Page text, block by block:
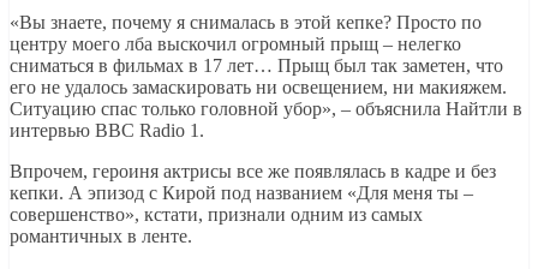
«Вы знаете, почему я снималась в этой кепке? Просто по
центру моего лба выскочил огромный прыщ – нелегко
сниматься в фильмах в 17 лет… Прыщ был так заметен, что
его не удалось замаскировать ни освещением, ни макияжем.
Ситуацию спас только головной убор», – объяснила Найтли в
интервью BBC Radio 1.
Впрочем, героиня актрисы все же появлялась в кадре и без
кепки. А эпизод с Кирой под названием «Для меня ты –
совершенство», кстати, признали одним из самых
романтичных в ленте.